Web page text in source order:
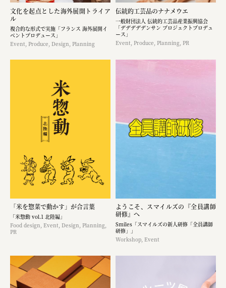
文化を起点とした海外展開トライア
ル
複合的な形式で実施「フランス 海外展開イ
ベントプロデュース」
Event, Produce, Design, Planning
伝統的工芸品のナナメウエ
一般財団法人 伝統的工芸品産業振興協会
「デデデデデンサン プロジェクトプロデュ
ース」
Event, Produce, Planning, PR
「米を惣菜で動かす」が合言葉
「米惣動 vol.1 北陸編」
Food design, Event, Design, Planning,
PR
ようこそ、スマイルズの『全員講師
研修』へ
Smiles「スマイルズの新人研修「全員講師
研修」」
Workshop, Event